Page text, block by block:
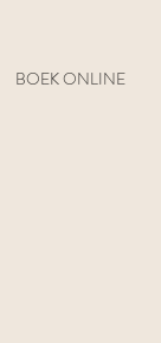
BOEK ONLINE